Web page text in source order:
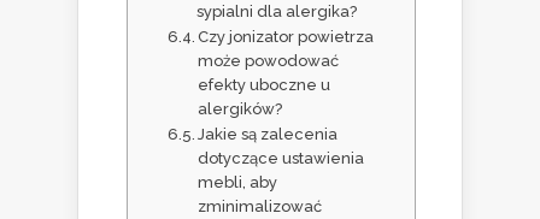
sypialni dla alergika?
Czy jonizator powietrza
może powodować
efekty uboczne u
alergików?
Jakie są zalecenia
dotyczące ustawienia
mebli, aby
zminimalizować